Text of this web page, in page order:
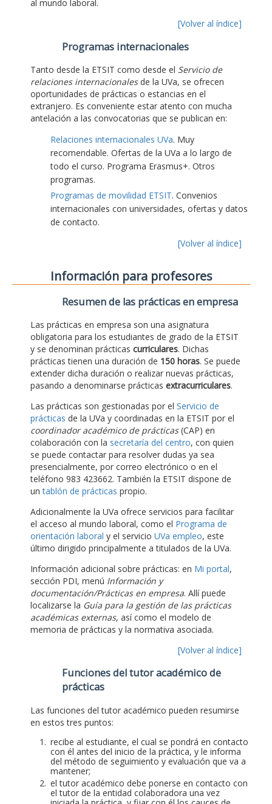
al mundo laboral.
[Volver al índice]
Programas internacionales
Tanto desde la ETSIT como desde el Servicio de
relaciones internacionalesde la UVa, se ofrecen
oportunidades de prácticas o estancias en el
extranjero. Es conveniente estar atento con mucha
antelación a las convocatorias que se publican en:
Relaciones internacionales UVa. Muy
recomendable. Ofertas de la UVa a lo largo de
todo el curso. Programa Erasmus+. Otros
programas.
Programas de movilidad ETSIT. Convenios
internacionales con universidades, ofertas y datos
de contacto.
[Volver al índice]
Información para profesores
Resumen de las prácticas en empresa
Las prácticas en empresa son una asignatura
obligatoria para los estudiantes de grado de la ETSIT
y se denominan prácticas curriculares. Dichas
prácticas tienen una duración de 150 horas. Se puede
extender dicha duración o realizar nuevas prácticas,
pasando a denominarse prácticas extracurriculares.
Las prácticas son gestionadas por el Servicio de
prácticas de la UVa y coordinadas en la ETSIT por el
coordinador académico de prácticas(CAP) en
colaboración con la secretaría del centro, con quien
se puede contactar para resolver dudas ya sea
presencialmente, por correo electrónico o en el
teléfono 983 423662. También la ETSIT dispone de
untablón de prácticas propio.
Adicionalmente la UVa ofrece servicios para facilitar
el acceso al mundo laboral, como el Programa de
orientación laboral y el servicio UVa empleo, este
último dirigido principalmente a titulados de la UVa.
Información adicional sobre prácticas: en Mi portal,
sección PDI, menú Información y
documentación/Prácticas en empresa. Allí puede
localizarse la Guía para la gestión de las prácticas
académicas externas, así como el modelo de
memoria de prácticas y la normativa asociada.
[Volver al índice]
Funciones del tutor académico de
prácticas
Las funciones del tutor académico pueden resumirse
en estos tres puntos:
recibe al estudiante, el cual se pondrá en contacto
con él antes del inicio de la práctica, y le informa
del método de seguimiento y evaluación que va a
mantener;
el tutor académico debe ponerse en contacto con
el tutor de la entidad colaboradora una vez